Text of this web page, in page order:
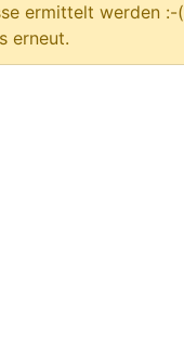
ermittelt werden :-(
erneut.